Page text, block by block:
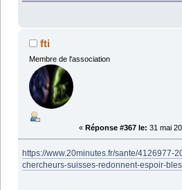
fti
Membre de l'association
« Réponse #367 le: 31 mai
https://www.20minutes.fr/sante/4126977-
chercheurs-suisses-redonnent-espoir-